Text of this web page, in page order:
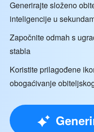
Generirajte složeno
inteligencije u
Započnite odmah s
stabla
Koristite prilagođene
obogaćivanje